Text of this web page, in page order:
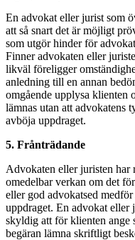
En advokat eller jurist som
att så snart det är möjligt
som utgör hinder för
Finner advokaten eller
likväl föreligger
anledning till en annan
omgående upplysa klienten
lämnas utan att advokatens
avböja uppdraget.
5. Frånträdande
Advokaten eller juristen har
omedelbar verkan om det
eller god advokatsed
uppdraget. En advokat eller
skyldig att för klienten ange
begäran lämna skriftligt